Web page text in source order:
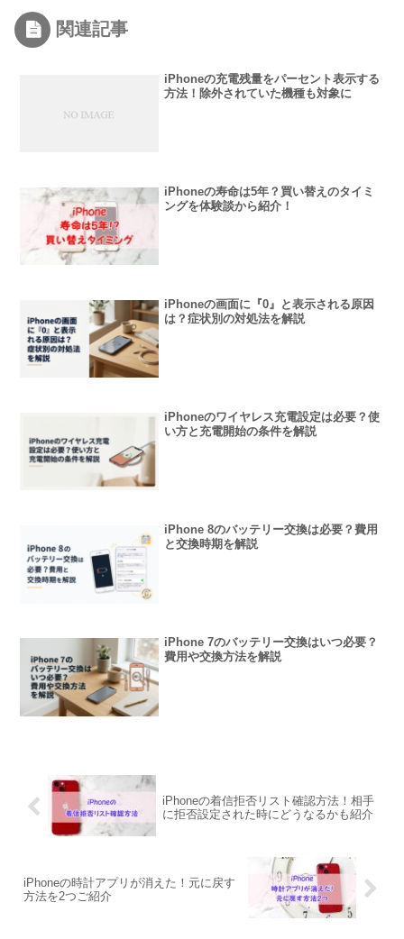
関連記事
iPhoneの充電残量をパーセント表示する
方法！除外されていた機種も対象に
iPhoneの寿命は5年？買い替えのタイミ
ングを体験談から紹介！
iPhoneの画面に『0』と表示される原因
は？症状別の対処法を解説
iPhoneのワイヤレス充電設定は必要？使
い方と充電開始の条件を解説
iPhone 8のバッテリー交換は必要？費用
と交換時期を解説
iPhone 7のバッテリー交換はいつ必要？
費用や交換方法を解説
iPhoneの着信拒否リスト確認方法！相手
に拒否設定された時にどうなるかも紹介
iPhoneの時計アプリが消えた！元に戻す
方法を2つご紹介